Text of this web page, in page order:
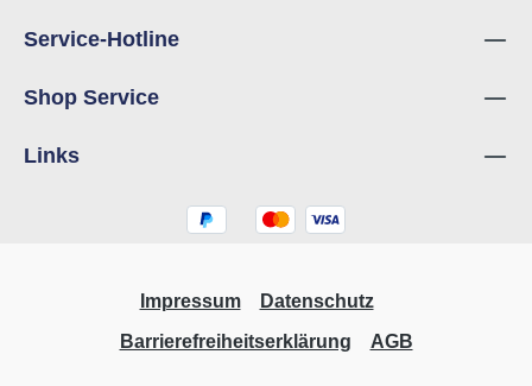
Service-Hotline
Shop Service
Links
Impressum
Datenschutz
Barrierefreiheitserklärung
AGB